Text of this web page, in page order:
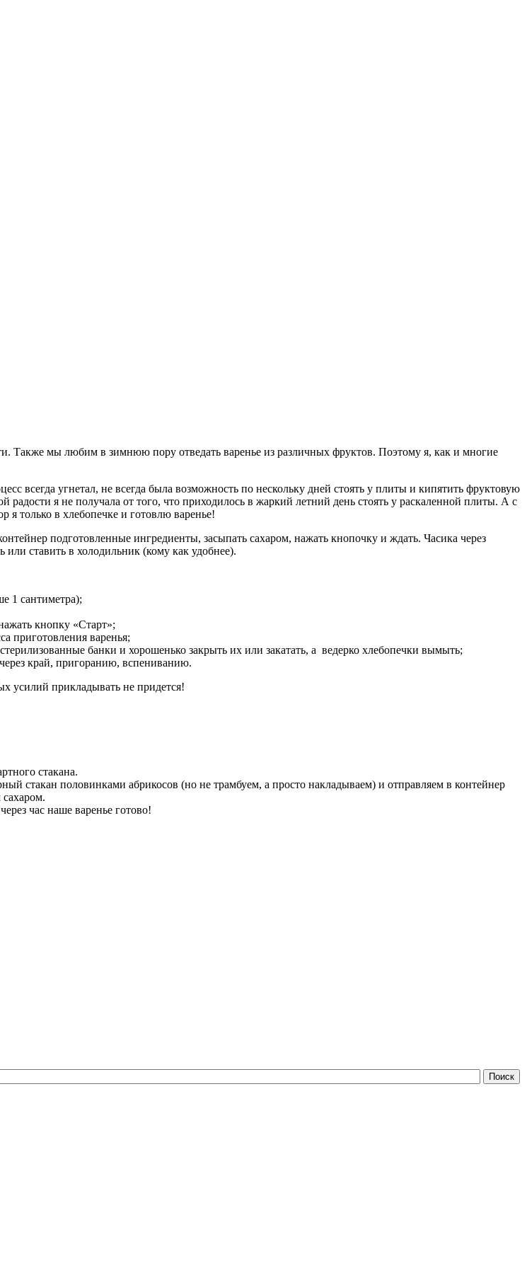
Также мы любим в зимнюю пору отведать варенье из различных фруктов. Поэтому я, как и многие
всегда угнетал, не всегда была возможность по нескольку дней стоять у плиты и кипятить фруктовую
я не получала от того, что приходилось в жаркий летний день стоять у раскаленной плиты. А с
я только в хлебопечке и готовлю варенье!
подготовленные ингредиенты, засыпать сахаром, нажать кнопочку и ждать. Часика через
или ставить в холодильник (кому как удобнее).
1 сантиметра);
кнопку «Старт»;
приготовления варенья;
банки и хорошенько закрыть их или закатать, а ведерко хлебопечки вымыть;
край, пригоранию, вспениванию.
усилий прикладывать не придется!
стакана.
стакан половинками абрикосов (но не трамбуем, а просто накладываем) и отправляем в контейнер
час наше варенье готово!